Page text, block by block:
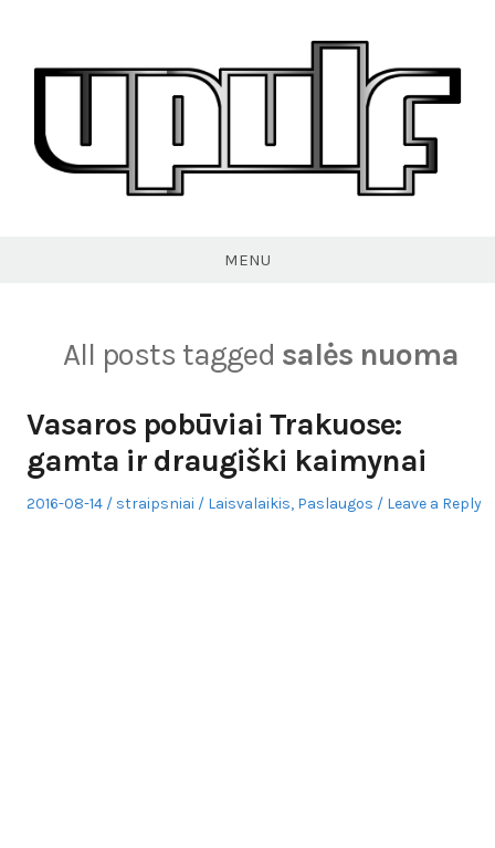
content
MENU
All posts tagged salės nuoma
Vasaros pobūviai Trakuose:
gamta ir draugiški kaimynai
Posted
2016-08-14 Author
straipsniai
Posted
Laisvalaikis, Paslaugos Leave a Reply